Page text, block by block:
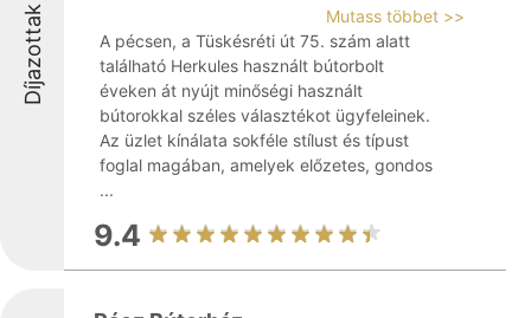
Díjazottak
Mutass többet >>
A pécsen, a Tüskésréti út 75. szám alatt
található Herkules használt bútorbolt
éveken át nyújt minőségi használt
bútorokkal széles választékot ügyfeleinek.
Az üzlet kínálata sokféle stílust és típust
foglal magában, amelyek előzetes, gondos
...
9.4